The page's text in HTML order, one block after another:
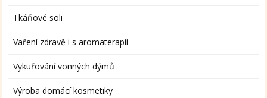
Tkáňové soli
Vaření zdravě i s aromaterapií
Vykuřování vonných dýmů
Výroba domácí kosmetiky